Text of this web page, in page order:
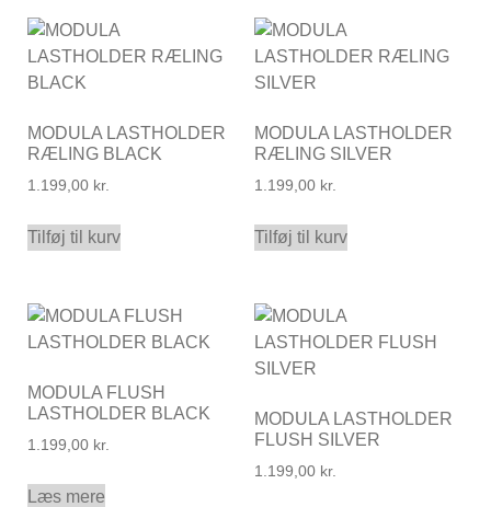
MODULA LASTHOLDER
RÆLING BLACK
1.199,00 kr.
Tilføj til kurv
MODULA LASTHOLDER
RÆLING SILVER
1.199,00 kr.
Tilføj til kurv
MODULA FLUSH
LASTHOLDER BLACK
1.199,00 kr.
Læs mere
MODULA LASTHOLDER
FLUSH SILVER
1.199,00 kr.